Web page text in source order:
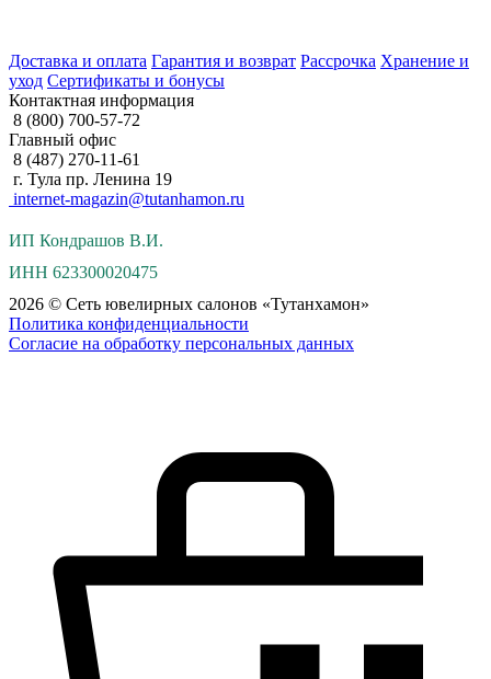
Доставка и оплата Гарантия и возврат Рассрочка Хранение и
уход Сертификаты и бонусы
Контактная информация
8 (800) 700-57-72
Главный офис
8 (487) 270-11-61
г. Тула пр. Ленина 19
internet-magazin@tutanhamon.ru
ИП Кондрашов В.И.
ИНН 623300020475
2026 © Сеть ювелирных салонов «Тутанхамон»
Политика конфиденциальности
Согласие на обработку персональных данных